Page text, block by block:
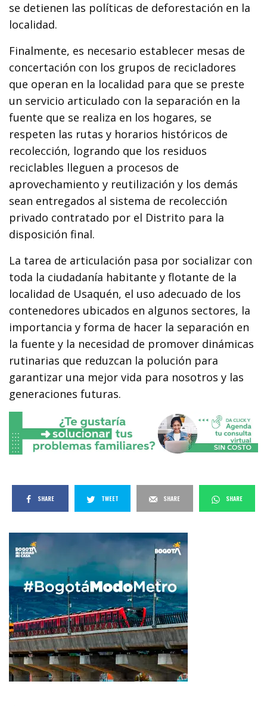
se detienen las políticas de deforestación en la
localidad.
Finalmente, es necesario establecer mesas de
concertación con los grupos de recicladores
que operan en la localidad para que se preste
un servicio articulado con la separación en la
fuente que se realiza en los hogares, se
respeten las rutas y horarios históricos de
recolección, logrando que los residuos
reciclables lleguen a procesos de
aprovechamiento y reutilización y los demás
sean entregados al sistema de recolección
privado contratado por el Distrito para la
disposición final.
La tarea de articulación pasa por socializar con
toda la ciudadanía habitante y flotante de la
localidad de Usaquén, el uso adecuado de los
contenedores ubicados en algunos sectores, la
importancia y forma de hacer la separación en
la fuente y la necesidad de promover dinámicas
rutinarias que reduzcan la polución para
garantizar una mejor vida para nosotros y las
generaciones futuras.
SHARE TWEET SHARE SHARE